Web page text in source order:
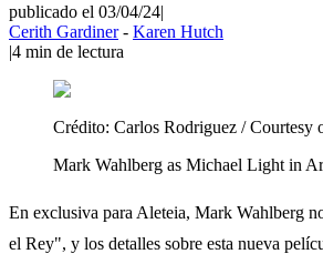
publicado el 03/04/24|
Cerith Gardiner- Karen Hutch
|4 min de lectura
Crédito: Carlos Rodriguez / Courtesy
Mark Wahlberg as Michael Light in
En exclusiva para Aleteia, Mark Wahlberg
el Rey", y los detalles sobre esta nueva